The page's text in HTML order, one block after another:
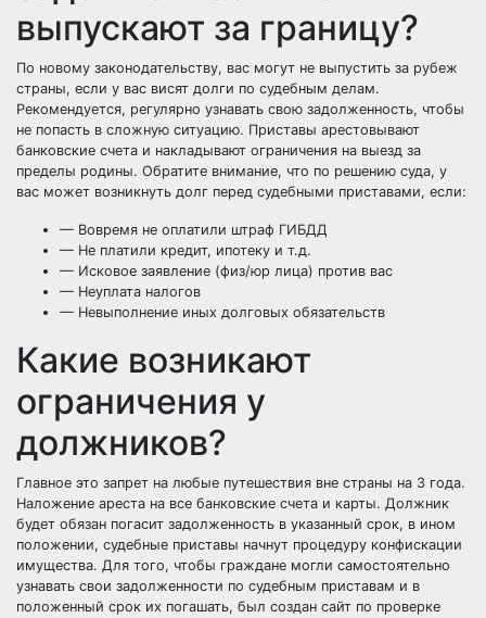
выпускают за границу?
По новому законодательству, вас могут не выпустить за рубеж
страны, если у вас висят долги по судебным делам.
Рекомендуется, регулярно узнавать свою задолженность, чтобы
не попасть в сложную ситуацию. Приставы арестовывают
банковские счета и накладывают ограничения на выезд за
пределы родины. Обратите внимание, что по решению суда, у
вас может возникнуть долг перед судебными приставами, если:
— Вовремя не оплатили штраф ГИБДД
— Не платили кредит, ипотеку и т.д.
— Исковое заявление (физ/юр лица) против вас
— Неуплата налогов
— Невыполнение иных долговых обязательств
Какие возникают
ограничения у
должников?
Главное это запрет на любые путешествия вне страны на 3 года.
Наложение ареста на все банковские счета и карты. Должник
будет обязан погасит задолженность в указанный срок, в ином
положении, судебные приставы начнут процедуру конфискации
имущества. Для того, чтобы граждане могли самостоятельно
узнавать свои задолженности по судебным приставам и в
положенный срок их погашать, был создан сайт по проверке